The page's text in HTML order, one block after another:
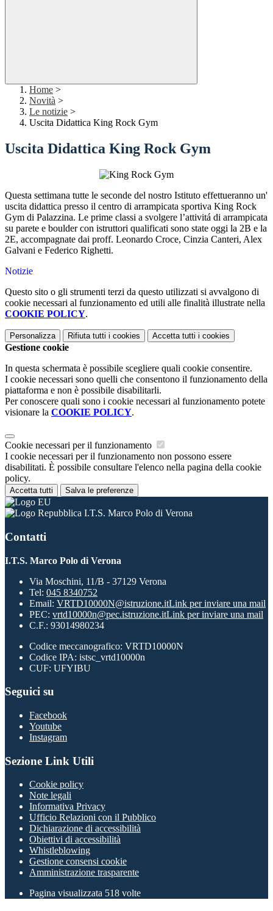
Home >
Novità >
Le notizie >
Uscita Didattica King Rock Gym
Uscita Didattica King Rock Gym
Questa settimana tutte le seconde del nostro Istituto effettueranno un'
uscita didattica presso il centro di arrampicata sportiva King Rock
Gym di Palazzina. Le prime classi a svolgere l’attivitá di arrampicata
su parete e boulder con istruttori qualificati sono state oggi la 2B e la
2E, accompagnate dai proff. Leonardo Croce, Cinzia Canteri, Alex
Galvani e Federico Righetti.
Notizie
Questo sito o gli strumenti terzi da questo utilizzati si avvalgono di
cookie necessari al funzionamento ed utili alle finalità illustrate nella
COOKIE POLICY.
Personalizza Rifiuta tutti i cookies Accetta tutti i cookies
Gestione cookie
In questa schermata è possibile scegliere quali cookie consentire.
I cookie necessari sono quelli che consentono il funzionamento della
piattaforma e non è possibile disabilitarli.
Per conoscere quali sono i cookie necessari al funzionamento potete
visionare la COOKIE POLICY.
Cookie necessari per il funzionamento
I cookie necessari per il funzionamento non possono essere
disabilitati. È possibile consultare l'elenco nella pagina della cookie
policy.
Accetta tutti Salva le preferenze
I.T.S. Marco Polo di Verona
Contatti
I.T.S. Marco Polo di Verona
Via Moschini, 11/B - 37129 Verona
Tel: 045 8340752
Email: VRTD10000N@istruzione.itLink per inviare una mail
PEC: vrtd10000n@pec.istruzione.itLink per inviare una mail
C.F.: 93014980234
Codice meccanografico: VRTD10000N
Codice IPA: istsc_vrtd10000n
CUF: UFYIBU
Seguici su
Facebook
Youtube
Instagram
Sezione Link Utili
Cookie policy
Note legali
Informativa Privacy
Ufficio Relazioni con il Pubblico
Dichiarazione di accessibilità
Obiettivi di accessibilità
Whistleblowing
Gestione consensi cookie
Amministrazione trasparente
Pagina visualizzata 518 volte